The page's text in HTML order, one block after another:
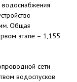
водоснабжения
Общая
этапе – 1,155
сети
водоспусков